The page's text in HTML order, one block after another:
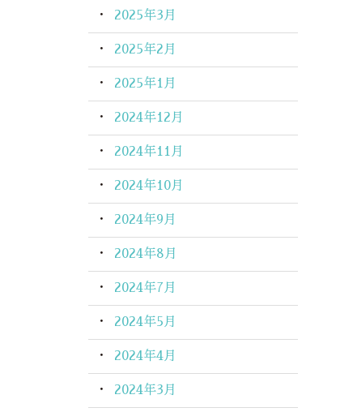
2025年3月
2025年2月
2025年1月
2024年12月
2024年11月
2024年10月
2024年9月
2024年8月
2024年7月
2024年5月
2024年4月
2024年3月